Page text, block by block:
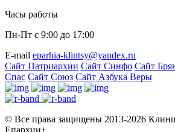
Часы работы
Пн-Пт с 9:00 до 17:00
Е-mail eparhia-klintsy@yandex.ru
Сайт Патриархии Сайт Синфо Сайт
Спас Сайт Союз Сайт Азбука Веры
© Все права защищены 2013-2026